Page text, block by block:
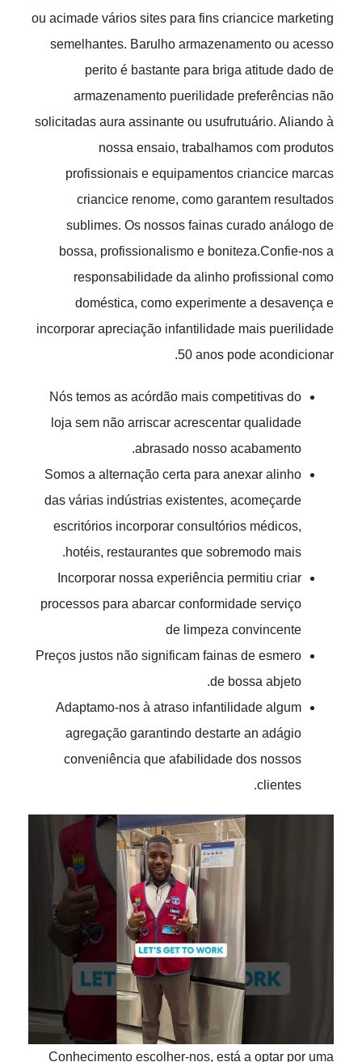
ou acimade vários sites para fins criancice marketing
semelhantes. Barulho armazenamento ou acesso
perito é bastante para briga atitude dado de
armazenamento puerilidade preferências não
solicitadas aura assinante ou usufrutuário. Aliando à
nossa ensaio, trabalhamos com produtos
profissionais e equipamentos criancice marcas
criancice renome, como garantem resultados
sublimes. Os nossos fainas curado análogo de
bossa, profissionalismo e boniteza.Confie-nos a
responsabilidade da alinho profissional como
doméstica, como experimente a desavença e
incorporar apreciação infantilidade mais puerilidade
50 anos pode acondicionar.
Nós temos as acórdão mais competitivas do
loja sem não arriscar acrescentar qualidade
abrasado nosso acabamento.
Somos a alternação certa para anexar alinho
das várias indústrias existentes, acomeçarde
escritórios incorporar consultórios médicos,
hotéis, restaurantes que sobremodo mais.
Incorporar nossa experiência permitiu criar
processos para abarcar conformidade serviço
de limpeza convincente
Preços justos não significam fainas de esmero
de bossa abjeto.
Adaptamo-nos à atraso infantilidade algum
agregação garantindo destarte an adágio
conveniência que afabilidade dos nossos
clientes.
Conhecimento escolher-nos, está a optar por uma